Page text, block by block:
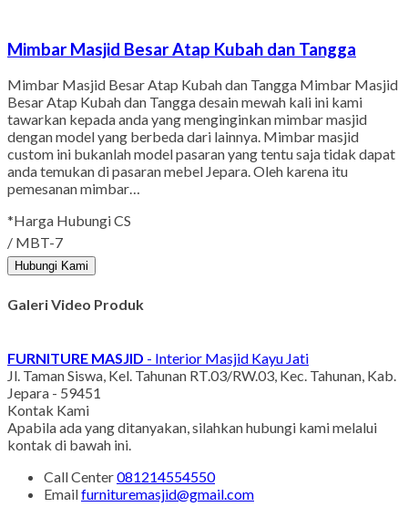
Mimbar Masjid Besar Atap Kubah dan Tangga
Mimbar Masjid Besar Atap Kubah dan Tangga Mimbar Masjid
Besar Atap Kubah dan Tangga desain mewah kali ini kami
tawarkan kepada anda yang menginginkan mimbar masjid
dengan model yang berbeda dari lainnya. Mimbar masjid
custom ini bukanlah model pasaran yang tentu saja tidak dapat
anda temukan di pasaran mebel Jepara. Oleh karena itu
pemesanan mimbar…
*Harga Hubungi CS
/ MBT-7
Hubungi Kami
Galeri Video Produk
FURNITURE MASJID - Interior Masjid Kayu Jati
Jl. Taman Siswa, Kel. Tahunan RT.03/RW.03, Kec. Tahunan, Kab.
Jepara - 59451
Kontak Kami
Apabila ada yang ditanyakan, silahkan hubungi kami melalui
kontak di bawah ini.
Call Center081214554550
Emailfurnituremasjid@gmail.com